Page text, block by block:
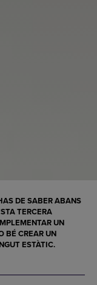
DE SABER ABANS
TERCERA
UN
BÉ CREAR UN
ESTÀTIC.